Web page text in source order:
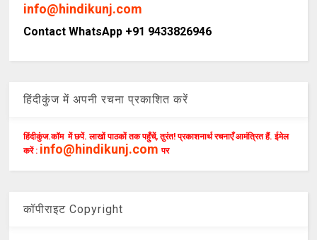
info@hindikunj.com
Contact WhatsApp +91 9433826946
हिंदीकुंज में अपनी रचना प्रकाशित करें
हिंदीकुंज.कॉम में छपें. लाखों पाठकों तक पहुँचें, तुरंत! प्रकाशनार्थ रचनाएँ आमंत्रित हैं. ईमेल
करें : info@hindikunj.com पर
कॉपीराइट Copyright